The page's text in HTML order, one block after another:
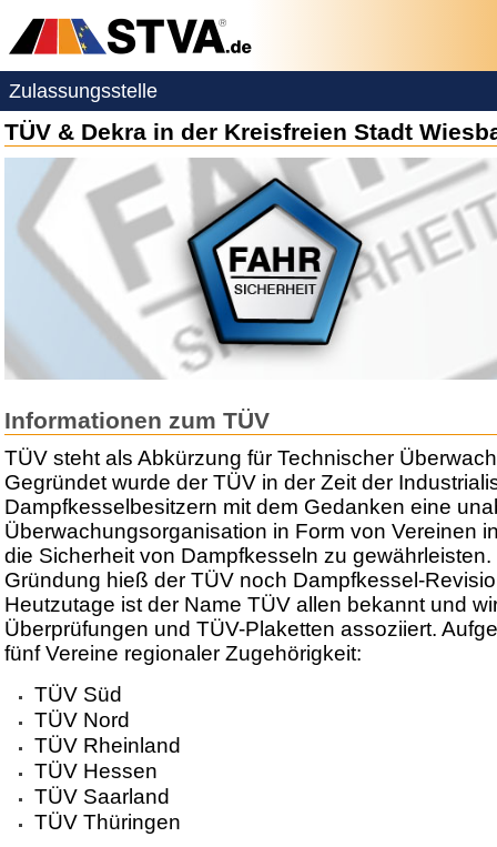
Zulassungsstelle
TÜV & Dekra in der Kreisfreien Stadt
Informationen zum TÜV
TÜV steht als Abkürzung für Technischer
Gegründet wurde der TÜV in der Zeit der
Dampfkesselbesitzern mit dem Gedanken eine
Überwachungsorganisation in Form von Vereinen
die Sicherheit von Dampfkesseln zu gewährleisten.
Gründung hieß der TÜV noch Dampfkessel-
Heutzutage ist der Name TÜV allen bekannt und
Überprüfungen und TÜV-Plaketten assoziiert.
fünf Vereine regionaler Zugehörigkeit:
TÜV Süd
TÜV Nord
TÜV Rheinland
TÜV Hessen
TÜV Saarland
TÜV Thüringen